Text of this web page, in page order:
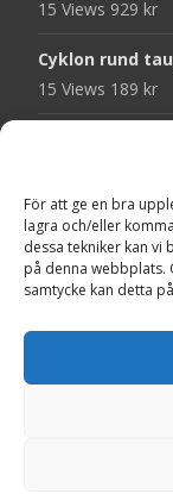
För att ge en bra
lagra och/eller
dessa tekniker kan vi
på denna webbplats.
samtycke kan detta
15 Views 929 kr
Cyklon rund
15 Views 189 kr
Seventy grå -
14 Views375kr
Välkommen -
14 Views199kr
Seventy beige
Powered by